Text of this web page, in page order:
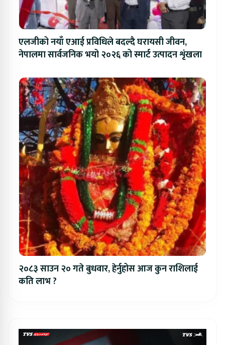
एलजीको नयाँ एआई प्रविधिले बदल्दै घरायसी जीवन,
नेपालमा सार्वजनिक भयो २०२६ को स्मार्ट उत्पादन शृंखला
२०८३ साउन २० गते बुधवार, हेर्नुहोस आज कुन राशिलाई
कति लाभ ?